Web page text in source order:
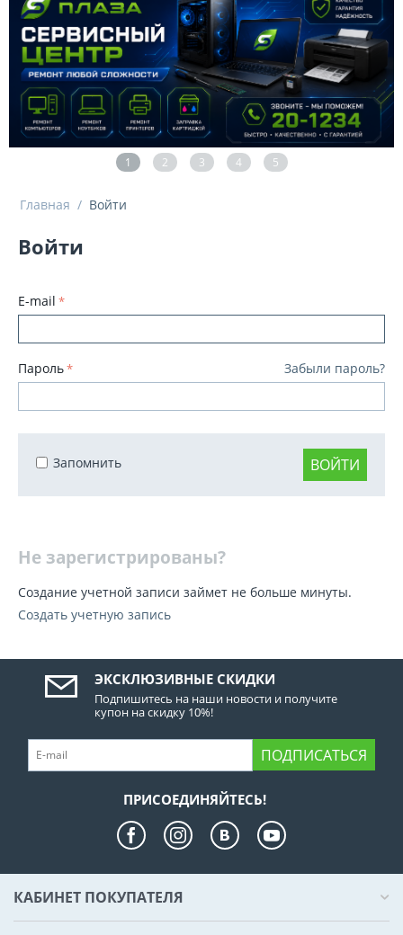
1 2 3 4 5
Главная / Войти
Войти
E-mail
Пароль Забыли пароль?
ВОЙТИ
Запомнить
Не зарегистрированы?
Создание учетной записи займет не больше минуты.
Создать учетную запись
ЭКСКЛЮЗИВНЫЕ СКИДКИ
Подпишитесь на наши новости и получите
купон на скидку 10%!
ПОДПИСАТЬСЯ
ПРИСОЕДИНЯЙТЕСЬ!
КАБИНЕТ ПОКУПАТЕЛЯ